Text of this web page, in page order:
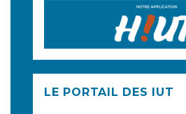
LE PORTAIL DES IUT